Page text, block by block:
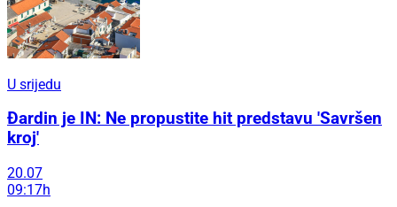
U srijedu
Đardin je IN: Ne propustite hit predstavu 'Savršen
kroj'
20.07
09:17h